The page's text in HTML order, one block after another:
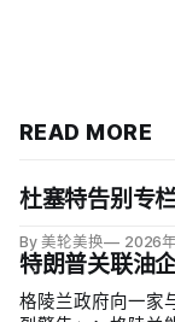
READ MORE
杜塞特告别专
By 美轮美换 2026
特朗普关联油
格陵兰政府向一家